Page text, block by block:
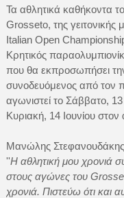
Τα αθλητικά καθήκοντα
Grosseto, της γειτονικής
Italian Open
Κρητικός
που θα εκπροσωπήσει
συνοδευόμενος από τον
αγωνιστεί το Σάββατο, 13
Κυριακή, 14 Ιουνίου στον
Μανώλης Στεφανουδάκης
''Η αθλητική μου χρονιά
στους αγώνες του
χρονιά. Πιστεύω ότι